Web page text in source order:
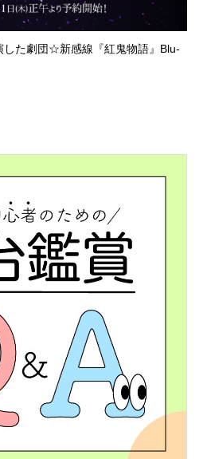
した劇団☆新感線『紅鬼物語』Blu-